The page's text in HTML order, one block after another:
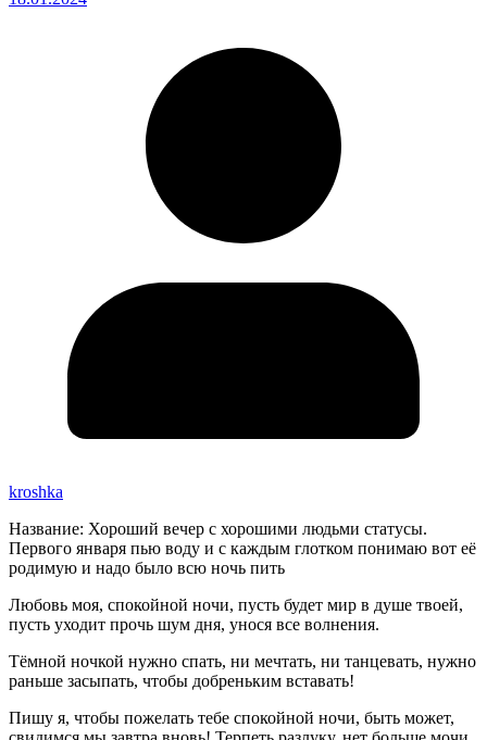
kroshka
Название: Хороший вечер с хорошими людьми статусы.
Первого января пью воду и с каждым глотком понимаю вот её
родимую и надо было всю ночь пить
Любовь моя, спокойной ночи, пусть будет мир в душе твоей,
пусть уходит прочь шум дня, унося все волнения.
Тёмной ночкой нужно спать, ни мечтать, ни танцевать, нужно
раньше засыпать, чтобы добреньким вставать!
Пишу я, чтобы пожелать тебе спокойной ночи, быть может,